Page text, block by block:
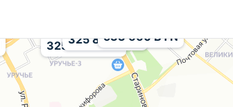
325 800 BYN
325 800 BYN
533 660 BYN